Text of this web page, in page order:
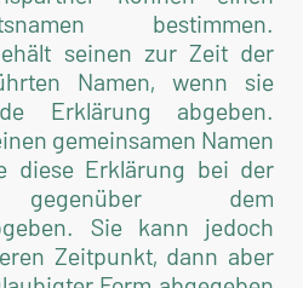
bestimmen.
seinen zur Zeit der
Namen, wenn sie
Erklärung abgeben.
gemeinsamen Namen
diese Erklärung bei der
gegenüber dem
Sie kann jedoch
Zeitpunkt, dann aber